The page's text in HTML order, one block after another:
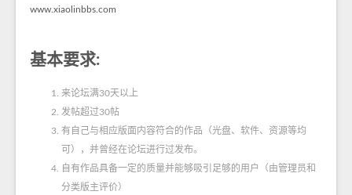
www.xiaolinbbs.com
基本要求:
来论坛满30天以上
发帖超过30帖
有自己与相应版面内容符合的作品（光盘、软件、资源等均
可），并曾经在论坛进行过发布。
自有作品具备一定的质量并能够吸引足够的用户（由管理员和
分类版主评价）